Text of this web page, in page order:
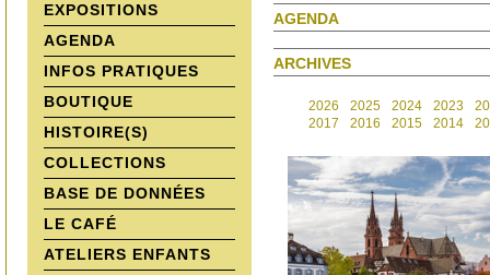
EXPOSITIONS
AGENDA
INFOS PRATIQUES
BOUTIQUE
HISTOIRE(S)
COLLECTIONS
BASE DE DONNÉES
LE CAFÉ
ATELIERS ENFANTS
AGENDA
ARCHIVES
2026 2025 2024 2023
2017
2016 2015 2014